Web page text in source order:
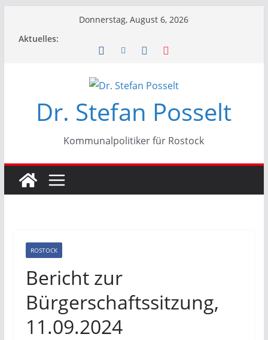
Donnerstag, August 6, 2026
Aktuelles:
Dr. Stefan Posselt
Kommunalpolitiker für Rostock
ROSTOCK
Bericht zur
Bürgerschaftssitzung,
11.09.2024